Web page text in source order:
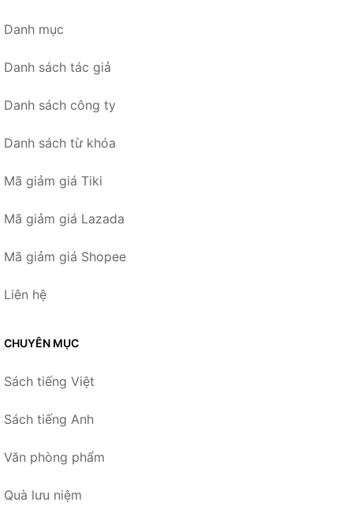
Danh mục
Danh sách tác giả
Danh sách công ty
Danh sách từ khóa
Mã giảm giá Tiki
Mã giảm giá Lazada
Mã giảm giá Shopee
Liên hệ
CHUYÊN MỤC
Sách tiếng Việt
Sách tiếng Anh
Văn phòng phẩm
Quà lưu niệm